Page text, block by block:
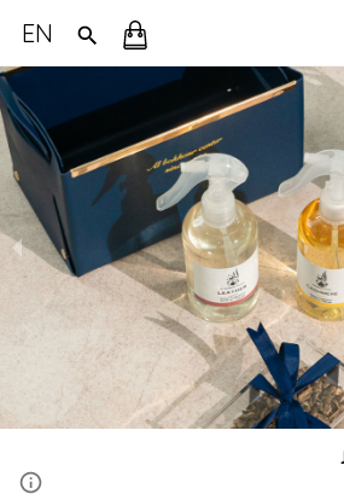
EN